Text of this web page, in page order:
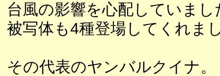
台風の影響を心配していま
被写体も4種登場してくれま
その代表のヤンバルクイナ。